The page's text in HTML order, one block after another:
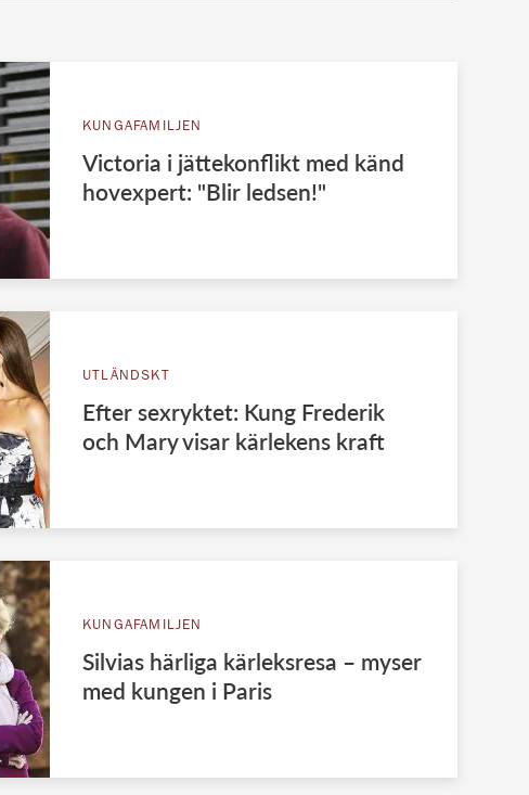
KUNGAFAMILJEN
Victoria i jättekonflikt med känd
hovexpert: "Blir ledsen!"
UTLÄNDSKT
Efter sexryktet: Kung Frederik
och Mary visar kärlekens kraft
KUNGAFAMILJEN
Silvias härliga kärleksresa – myser
med kungen i Paris